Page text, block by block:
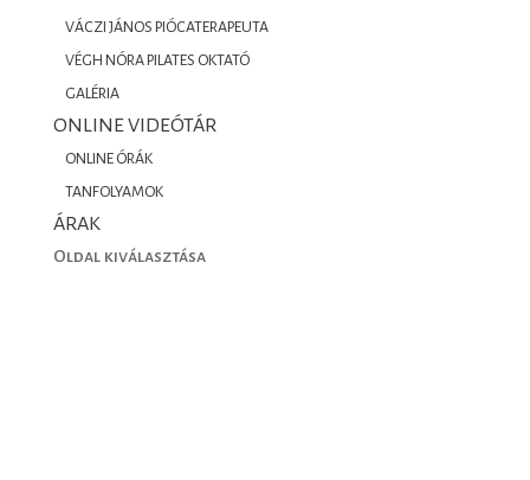
VÁCZI JÁNOS PIÓCATERAPEUTA
VÉGH NÓRA PILATES OKTATÓ
GALÉRIA
ONLINE VIDEÓTÁR
ONLINE ÓRÁK
TANFOLYAMOK
ÁRAK
Oldal kiválasztása